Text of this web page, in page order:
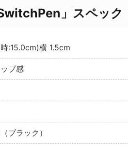
」スペック
:15.0cm)横 1.5cm
プ感
ブラック）